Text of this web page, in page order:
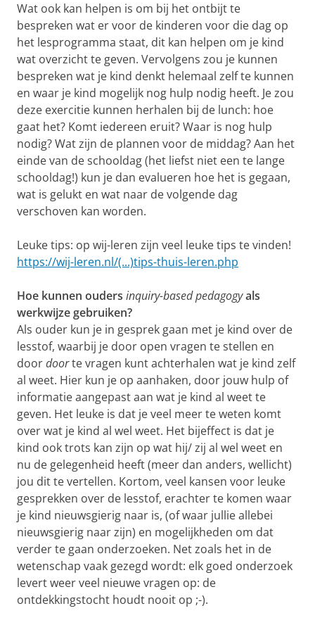
Wat ook kan helpen is om bij het ontbijt te
bespreken wat er voor de kinderen voor die dag op
het lesprogramma staat, dit kan helpen om je kind
wat overzicht te geven. Vervolgens zou je kunnen
bespreken wat je kind denkt helemaal zelf te kunnen
en waar je kind mogelijk nog hulp nodig heeft. Je zou
deze exercitie kunnen herhalen bij de lunch: hoe
gaat het? Komt iedereen eruit? Waar is nog hulp
nodig? Wat zijn de plannen voor de middag? Aan het
einde van de schooldag (het liefst niet een te lange
schooldag!) kun je dan evalueren hoe het is gegaan,
wat is gelukt en wat naar de volgende dag
verschoven kan worden.
Leuke tips: op wij-leren zijn veel leuke tips te vinden!
https://wij-leren.nl/(...)tips-thuis-leren.php
Hoe kunnen ouders inquiry-based pedagogyals
werkwijze gebruiken?
Als ouder kun je in gesprek gaan met je kind over de
lesstof, waarbij je door open vragen te stellen en
doordoorte vragen kunt achterhalen wat je kind zelf
al weet. Hier kun je op aanhaken, door jouw hulp of
informatie aangepast aan wat je kind al weet te
geven. Het leuke is dat je veel meer te weten komt
over wat je kind al wel weet. Het bijeffect is dat je
kind ook trots kan zijn op wat hij/ zij al wel weet en
nu de gelegenheid heeft (meer dan anders, wellicht)
jou dit te vertellen. Kortom, veel kansen voor leuke
gesprekken over de lesstof, erachter te komen waar
je kind nieuwsgierig naar is, (of waar jullie allebei
nieuwsgierig naar zijn) en mogelijkheden om dat
verder te gaan onderzoeken. Net zoals het in de
wetenschap vaak gezegd wordt: elk goed onderzoek
levert weer veel nieuwe vragen op: de
ontdekkingstocht houdt nooit op ;-).